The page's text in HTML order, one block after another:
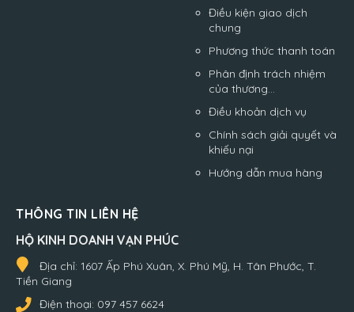
Điều kiện giao dịch
chung
Phương thức thanh toán
Phân định trách nhiệm
của thương...
Điều khoản dịch vụ
Chính sách giải quyết và
khiếu nại
Hướng dẫn mua hàng
THÔNG TIN LIÊN HỆ
HỘ KINH DOANH VẠN PHÚC
Địa chỉ: 1607 Ấp Phú Xuân, X. Phú Mỹ, H. Tân Phước, T.
Tiền Giang
Điện thoại: 097 457 6624